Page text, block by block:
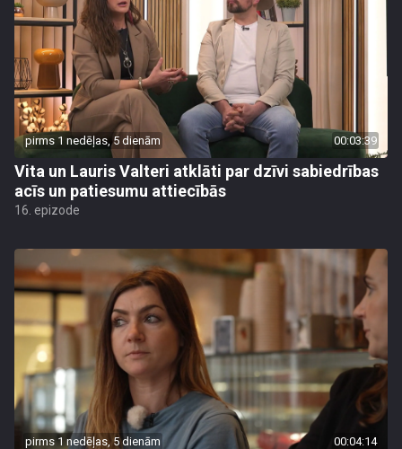
pirms 1 nedēļas, 5 dienām 00:03:39
Vita un Lauris Valteri atklāti par dzīvi sabiedrības
acīs un patiesumu attiecībās
16. epizode
pirms 1 nedēļas, 5 dienām 00:04:14